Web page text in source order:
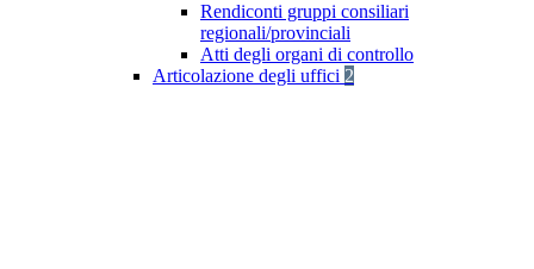
Rendiconti gruppi consiliari
regionali/provinciali
Atti degli organi di controllo
Articolazione degli uffici 2